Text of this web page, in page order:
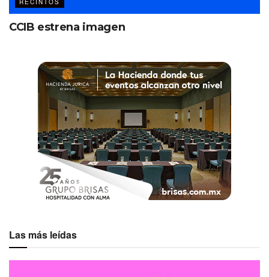
CCIB estrena imagen
Las más leídas